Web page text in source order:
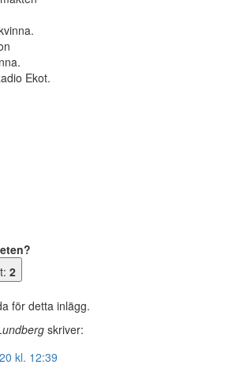
Ekot.
2
för detta inlägg.
skriver:
kl. 12:39